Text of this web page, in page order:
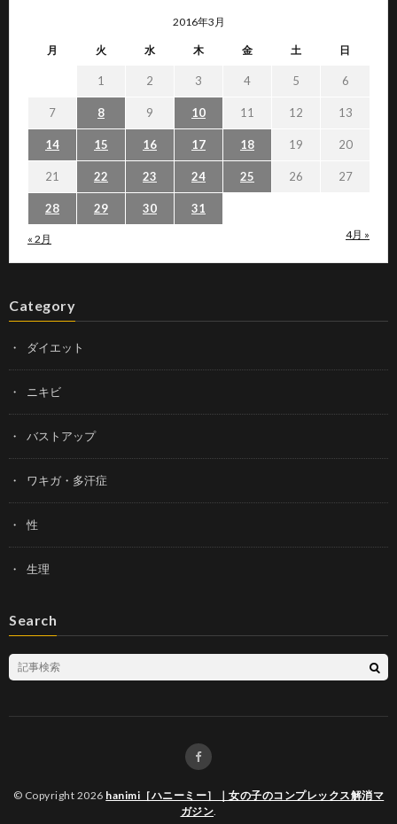
2016年3月
月 火 水 木 金 土 日
« 2月 4月 »
1 2 3 4 5 6
7 8 9 10 11 12 13
14 15 16 17 18 19 20
21 22 23 24 25 26 27
28 29 30 31
Category
ダイエット
ニキビ
バストアップ
ワキガ・多汗症
性
生理
Search
© Copyright 2026 hanimi［ハニーミー］｜女の子のコンプレックス解消マ
ガジン